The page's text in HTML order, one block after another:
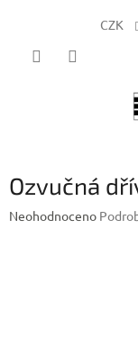
CZK
Ozvučná
Průměrné
Neohodnoceno